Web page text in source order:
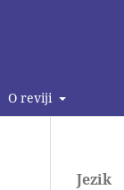
O reviji
Jezik